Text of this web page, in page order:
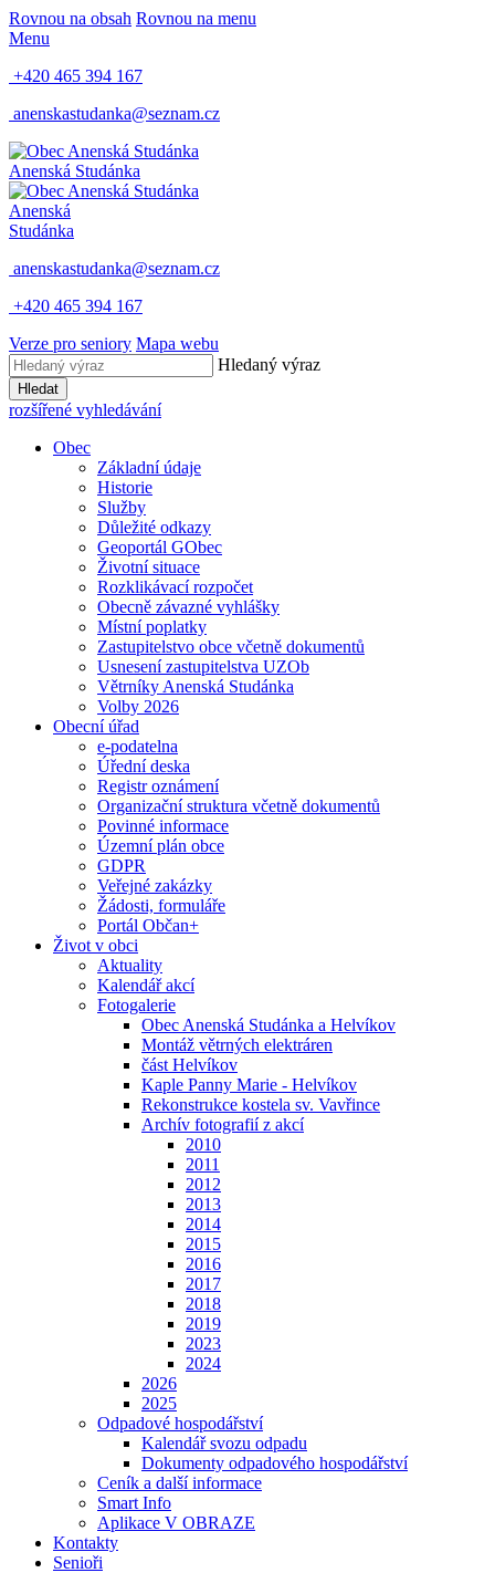
Rovnou na obsah Rovnou na menu
Menu
+420 465 394 167
anenskastudanka@seznam.cz
Anenská Studánka
Anenská
Studánka
anenskastudanka@seznam.cz
+420 465 394 167
Verze pro seniory Mapa webu
Hledaný výraz
Hledat
rozšířené vyhledávání
Obec
Základní údaje
Historie
Služby
Důležité odkazy
Geoportál GObec
Životní situace
Rozklikávací rozpočet
Obecně závazné vyhlášky
Místní poplatky
Zastupitelstvo obce včetně dokumentů
Usnesení zastupitelstva UZOb
Větrníky Anenská Studánka
Volby 2026
Obecní úřad
e-podatelna
Úřední deska
Registr oznámení
Organizační struktura včetně dokumentů
Povinné informace
Územní plán obce
GDPR
Veřejné zakázky
Žádosti, formuláře
Portál Občan+
Život v obci
Aktuality
Kalendář akcí
Fotogalerie
Obec Anenská Studánka a Helvíkov
Montáž větrných elektráren
část Helvíkov
Kaple Panny Marie - Helvíkov
Rekonstrukce kostela sv. Vavřince
Archív fotografií z akcí
2010
2011
2012
2013
2014
2015
2016
2017
2018
2019
2023
2024
2026
2025
Odpadové hospodářství
Kalendář svozu odpadu
Dokumenty odpadového hospodářství
Ceník a další informace
Smart Info
Aplikace V OBRAZE
Kontakty
Senioři